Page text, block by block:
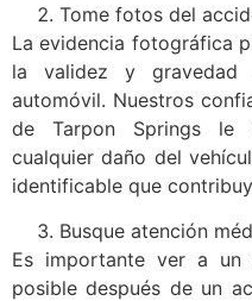
Tome fotos del
La evidencia fotográfica
la validez y gravedad
automóvil. Nuestros
de Tarpon Springs le
cualquier daño del
identificable que
Busque atención
Es importante ver a un
posible después de un